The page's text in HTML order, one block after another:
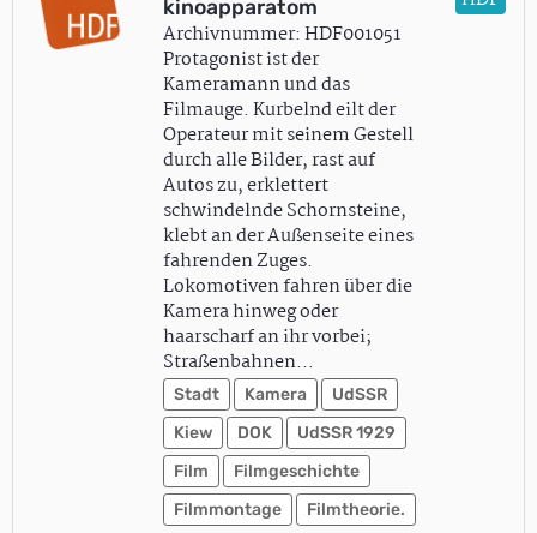
kinoapparatom
Archivnummer: HDF001051
Protagonist ist der
Kameramann und das
Filmauge. Kurbelnd eilt der
Operateur mit seinem Gestell
durch alle Bilder, rast auf
Autos zu, erklettert
schwindelnde Schornsteine,
klebt an der Außenseite eines
fahrenden Zuges.
Lokomotiven fahren über die
Kamera hinweg oder
haarscharf an ihr vorbei;
Straßenbahnen…
Stadt Kamera
UdSSR
Kiew
DOK
UdSSR 1929
Film
Filmgeschichte
Filmmontage
Filmtheorie.